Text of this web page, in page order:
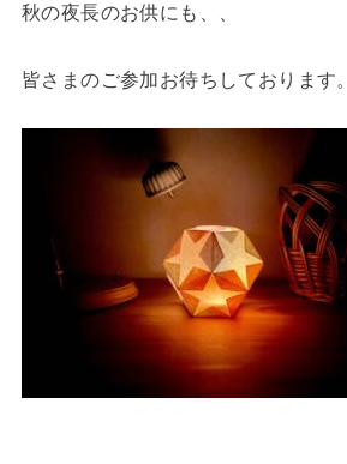
秋の夜長のお供にも、、
皆さまのご参加お待ちしております。